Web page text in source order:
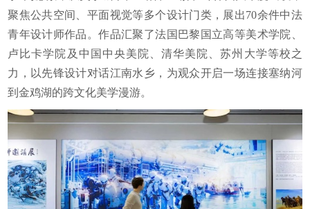
聚焦公共空间、平面视觉等多个设计门类，展出70余件中法
青年设计师作品。作品汇聚了法国巴黎国立高等美术学院、
卢比卡学院及中国中央美院、清华美院、苏州大学等校之
力，以先锋设计对话江南水乡，为观众开启一场连接塞纳河
到金鸡湖的跨文化美学漫游。